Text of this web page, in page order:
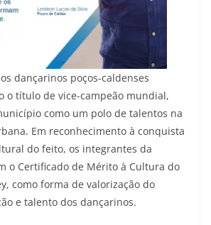
dançarinos poços-caldenses
o título de vice-campeão mundial,
como um polo de talentos na
Em reconhecimento à conquista
do feito, os integrantes da
o Certificado de Mérito à Cultura do
como forma de valorização do
e talento dos dançarinos.